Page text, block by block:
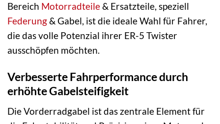
Bereich Motorradteile& Ersatzteile, speziell
Federung& Gabel, ist die ideale Wahl für Fahrer,
die das volle Potenzial ihrer ER-5 Twister
ausschöpfen möchten.
Verbesserte Fahrperformance durch
erhöhte Gabelsteifigkeit
Die Vorderradgabel ist das zentrale Element für